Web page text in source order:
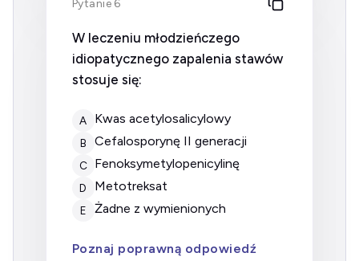
Pytanie 6
W leczeniu młodzieńczego
idiopatycznego zapalenia stawów
stosuje się:
A kwas acetylosalicylowy
B cefalosporynę II generacji
C fenoksymetylopenicylinę
D metotreksat
E żadne z wymienionych
Poznaj poprawną odpowiedź